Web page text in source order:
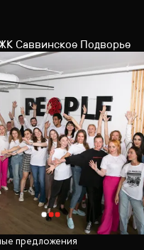
Саввинское Подворье
предложения